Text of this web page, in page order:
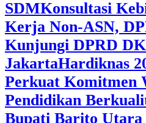
SDMKonsultasi
Kerja Non-ASN,
Kunjungi DPRD
JakartaHardiknas
Perkuat Komitmen
Pendidikan
Bupati Barito